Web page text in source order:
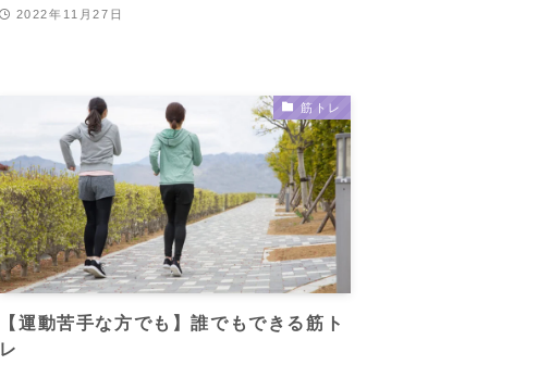
2022年11月27日
筋トレ
【運動苦手な方でも】誰でもできる筋ト
レ